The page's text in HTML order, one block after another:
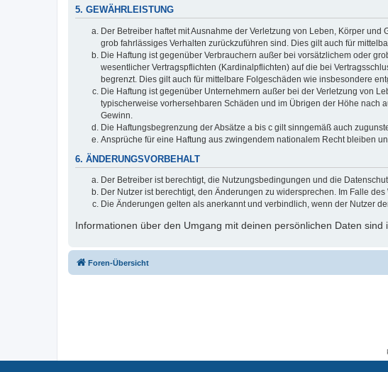
5. GEWÄHRLEISTUNG
Der Betreiber haftet mit Ausnahme der Verletzung von Leben, Körper
grob fahrlässiges Verhalten zurückzuführen sind. Dies gilt auch für
Die Haftung ist gegenüber Verbrauchern außer bei vorsätzlichem oder
wesentlicher Vertragspflichten (Kardinalpflichten) auf die bei
begrenzt. Dies gilt auch für mittelbare Folgeschäden wie insbesondere
Die Haftung ist gegenüber Unternehmern außer bei der Verletzung von
typischerweise vorhersehbaren Schäden und im Übrigen der Höhe nach
Gewinn.
Die Haftungsbegrenzung der Absätze a bis c gilt sinngemäß auch
Ansprüche für eine Haftung aus zwingendem nationalem Recht bleiben
6. ÄNDERUNGSVORBEHALT
Der Betreiber ist berechtigt, die Nutzungsbedingungen und die
Der Nutzer ist berechtigt, den Änderungen zu widersprechen. Im Falle
Die Änderungen gelten als anerkannt und verbindlich, wenn der Nutzer
Informationen über den Umgang mit deinen persönlichen Daten
Foren-Übersicht